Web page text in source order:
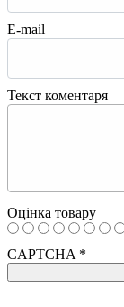
E-mail
Текст коментаря
Оцінка товару
CAPTCHA *